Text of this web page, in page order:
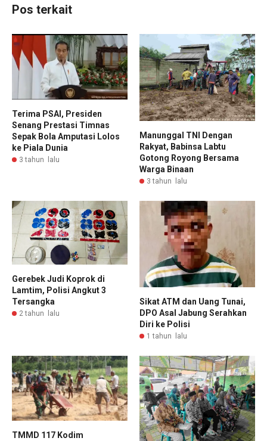
Pos terkait
Terima PSAI, Presiden
Senang Prestasi Timnas
Sepak Bola Amputasi Lolos
ke Piala Dunia
3 tahun lalu
Manunggal TNI Dengan
Rakyat, Babinsa Labtu
Gotong Royong Bersama
Warga Binaan
3 tahun lalu
Gerebek Judi Koprok di
Lamtim, Polisi Angkut 3
Tersangka
2 tahun lalu
Sikat ATM dan Uang Tunai,
DPO Asal Jabung Serahkan
Diri ke Polisi
1 tahun lalu
TMMD 117 Kodim